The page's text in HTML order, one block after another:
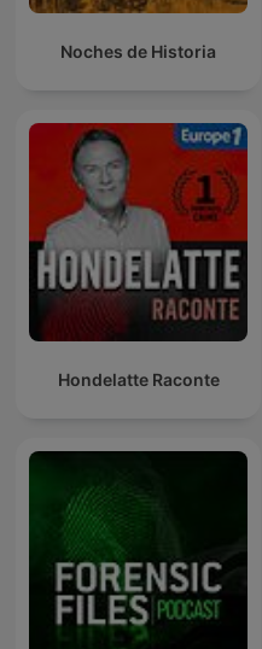
Noches de Historia
Hondelatte Raconte